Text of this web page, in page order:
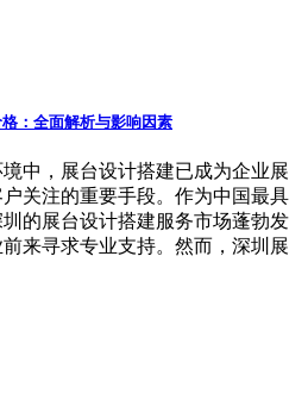
：全面解析与影响因素
中，展台设计搭建已成为企业展
关注的重要手段。作为中国最具
的展台设计搭建服务市场蓬勃发
来寻求专业支持。然而，深圳展